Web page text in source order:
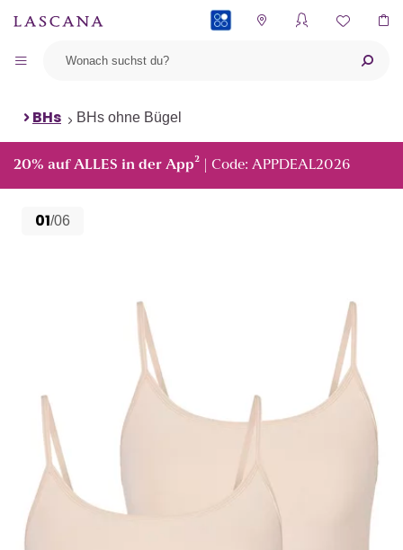
BHs BHs ohne Bügel
20% auf ALLES in der App² | Code: APPDEAL2026
01/06